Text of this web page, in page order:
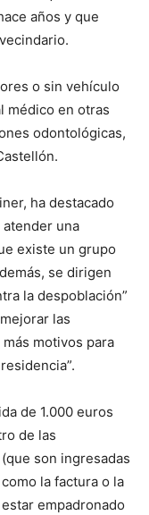
años y que
o sin vehículo
médico en otras
odontológicas,
ha destacado
atender una
existe un grupo
se dirigen
la despoblación”
las
motivos para
de 1.000 euros
de las
son ingresadas
la factura o la
empadronado